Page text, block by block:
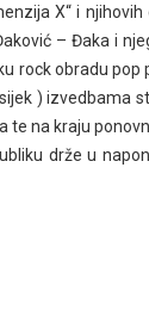
X“ i
– Đaka i
rock obradu pop
) izvedbama
te na kraju
drže u